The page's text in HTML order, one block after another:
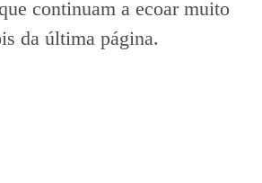
continuam a ecoar muito
da última página.